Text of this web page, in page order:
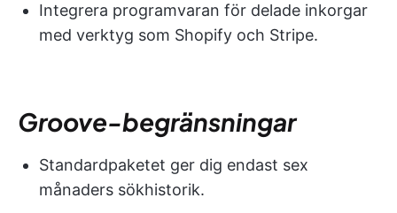
Integrera programvaran för delade inkorgar
med verktyg som Shopify och Stripe.
Groove-begränsningar
Standardpaketet ger dig endast sex
månaders sökhistorik.